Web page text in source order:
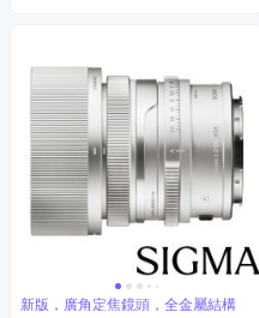
新版，廣角定焦鏡頭，全金屬結構